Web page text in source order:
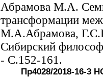
Абрамова М.А.
трансформации
М.А.Абрамова,
Сибирский
- С.152-161.
Пр4028/2018-16-3